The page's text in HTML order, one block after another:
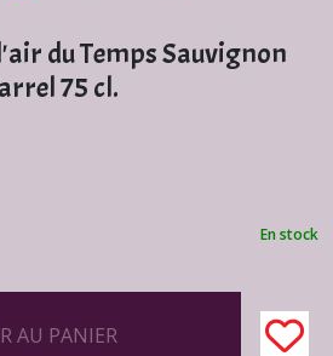
du Temps Sauvignon
75 cl.
En stock
AU PANIER